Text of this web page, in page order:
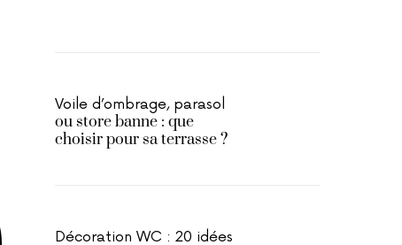
Voile d’ombrage, parasol
ou store banne : que
choisir pour sa terrasse ?
Décoration WC : 20 idées